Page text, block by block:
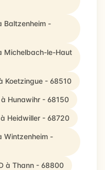
Baltzenheim -
Michelbach-le-Haut
Koetzingue - 68510
Hunawihr - 68150
Heidwiller - 68720
Wintzenheim -
à Thann - 68800